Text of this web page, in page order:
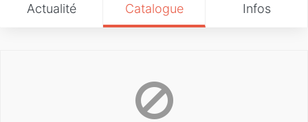
Actualité Catalogue Infos